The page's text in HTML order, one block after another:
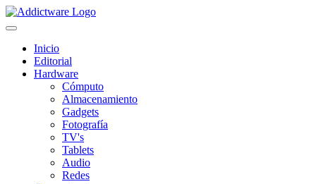
Inicio
Editorial
Hardware
Cómputo
Almacenamiento
Gadgets
Fotografía
TV's
Tablets
Audio
Redes